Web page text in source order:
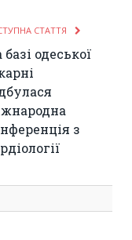
СТАТТЯ
базі одеської
з